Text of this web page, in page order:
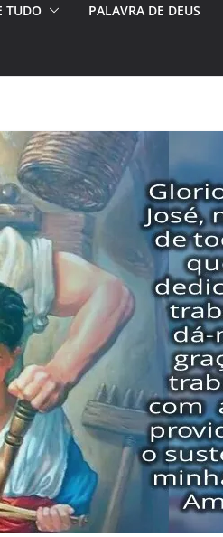
TUDO PALAVRA DE DEUS